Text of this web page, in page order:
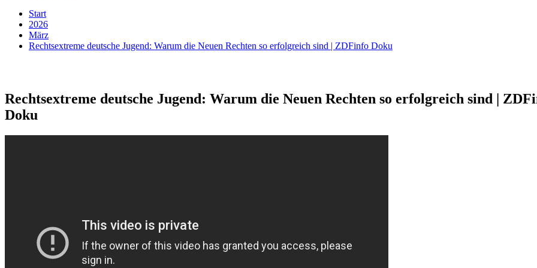
Start
2026
März
Rechtsextreme deutsche Jugend: Warum die Neuen Rechten so erfolgreich sind | ZDFinfo Doku
Rechtsextreme deutsche Jugend: Warum die Neuen Rechten so erfolgreich sind |
Doku